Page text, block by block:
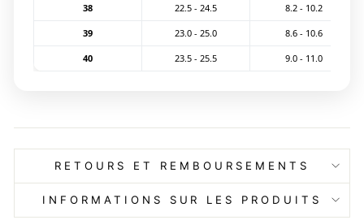
38 22.5 - 24.5 8.2 - 10.2
39 23.0 - 25.0 8.6 - 10.6
40 23.5 - 25.5 9.0 - 11.0
RETOURS ET REMBOURSEMENTS
INFORMATIONS SUR LES PRODUITS